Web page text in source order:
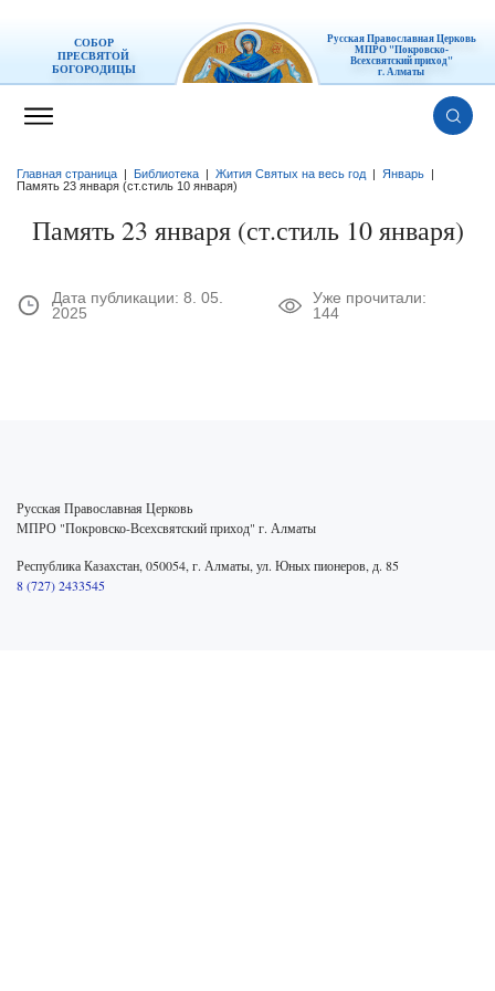
СОБОР
ПРЕСВЯТОЙ
БОГОРОДИЦЫ
Русская Православная Церковь
МПРО "Покровско-
Всехсвятский приход"
г. Алматы
Главная страница Библиотека Жития Святых на весь год| Январь
Память 23 января (ст.стиль 10 января)
Память 23 января (ст.стиль 10 января)
Дата публикации: 8. 05.
2025
Уже прочитали:
144
Русская Православная Церковь
МПРО "Покровско-Всехсвятский приход" г. Алматы
Республика Казахстан, 050054, г. Алматы, ул. Юных пионеров, д. 85
8 (727) 2433545